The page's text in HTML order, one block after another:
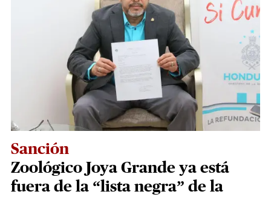
Sanción
Zoológico Joya Grande ya está
fuera de la “lista negra” de la